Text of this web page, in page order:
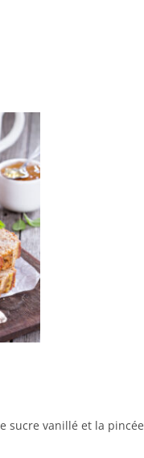
sucre vanillé et la pincée